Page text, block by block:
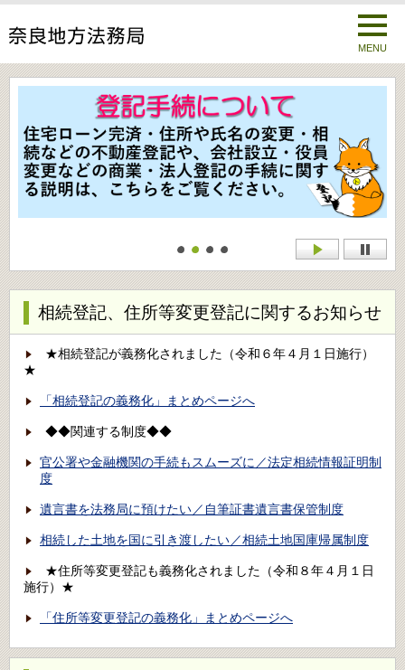
MENU
相続登記、住所等変更登記に関するお知らせ
★相続登記が義務化されました（令和６年４月１日施行）
★
「相続登記の義務化」まとめページへ
◆◆関連する制度◆◆
官公署や金融機関の手続もスムーズに／法定相続情報証明制
度
遺言書を法務局に預けたい／自筆証書遺言書保管制度
相続した土地を国に引き渡したい／相続土地国庫帰属制度
★住所等変更登記も義務化されました（令和８年４月１日
施行）★
「住所等変更登記の義務化」まとめページへ